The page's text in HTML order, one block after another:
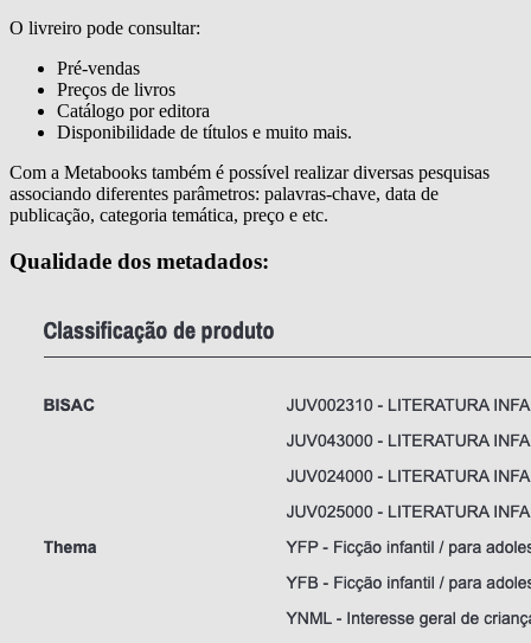
O livreiro pode consultar:
Pré-vendas
Preços de livros
Catálogo por editora
Disponibilidade de títulos e muito mais.
Com a Metabooks também é possível realizar diversas pesquisas
associando diferentes parâmetros: palavras-chave, data de
publicação, categoria temática, preço e etc.
Qualidade dos metadados: